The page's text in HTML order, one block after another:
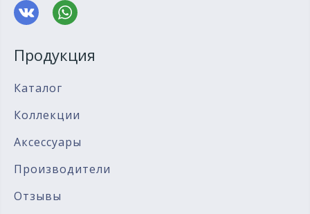
Продукция
Каталог
Коллекции
Аксессуары
Производители
Отзывы